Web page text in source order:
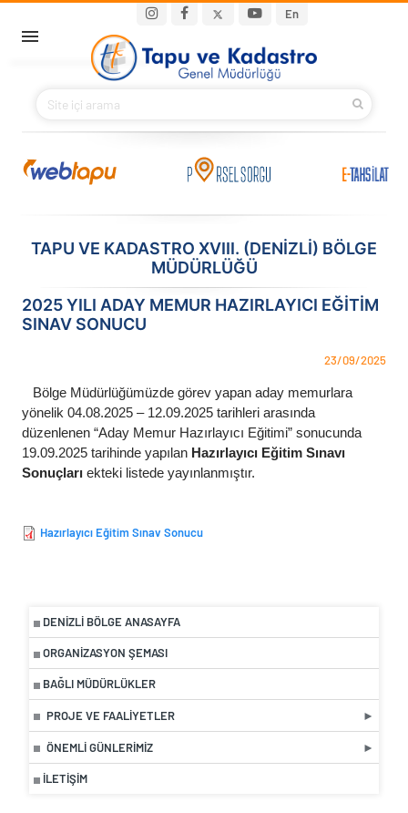
En
Main navigation
BAKANIMIZ
KURUMSAL
İLETIŞIM
TAPU VE KADASTRO XVIII. (DENIZLI) BÖLGE
MÜDÜRLÜĞÜ
DENIZLI BÖLGE ANASAYFA
ORGANIZASYON ŞEMASI
BAĞLI MÜDÜRLÜKLER
PROJE VE FAALIYETLER
ÖNEMLI GÜNLERIMIZ
İLETIŞIM
2025 YILI ADAY MEMUR HAZIRLAYICI EĞITIM
SINAV SONUCU
23/09/2025
Bölge Müdürlüğümüzde görev yapan aday memurlara
yönelik 04.08.2025 – 12.09.2025 tarihleri arasında
düzenlenen “Aday Memur Hazırlayıcı Eğitimi” sonucunda
19.09.2025 tarihinde yapılan Hazırlayıcı Eğitim Sınavı
Sonuçları ekteki listede yayınlanmıştır.
Hazırlayıcı Eğitim Sınav Sonucu